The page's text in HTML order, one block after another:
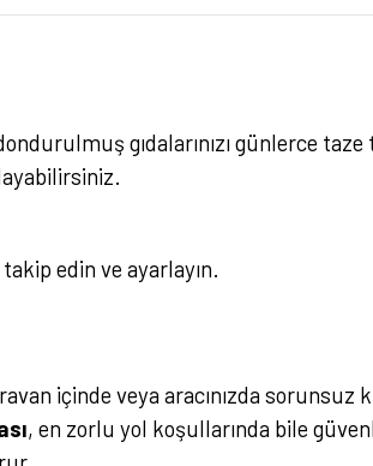
gıdalarınızı günlerce
edin ve ayarlayın.
içinde veya aracınızda sorunsuz
, en zorlu yol koşullarında bile